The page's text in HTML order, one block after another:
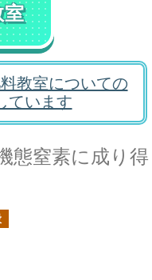
教室についての
ています
態窒素に成り得